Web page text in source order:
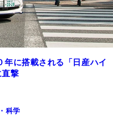
年に搭載される「日産ハイ
直撃
科学